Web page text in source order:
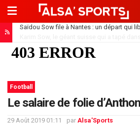
Saïdou Sow file à Nantes : un départ qui
Karim Sow, le géant suisse qui a tapé
Football
Le salaire de folie
29 Août 2019 01:11 par Alsa'Sports